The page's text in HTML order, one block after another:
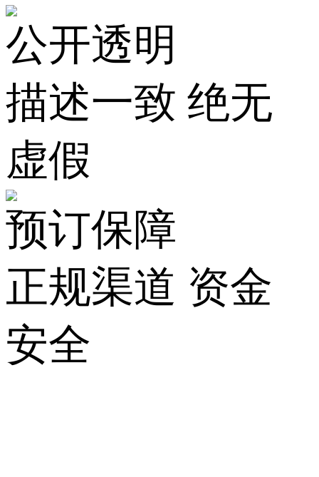
公开透明
描述一致 绝无
虚假
预订保障
正规渠道 资金
安全